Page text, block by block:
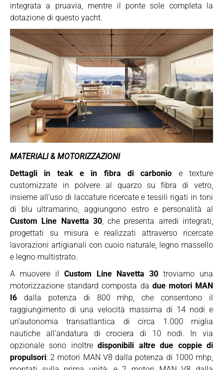
integrata a pruavia, mentre il ponte sole completa la
dotazione di questo yacht.
MATERIALI & MOTORIZZAZIONI
Dettagli in teak e in fibra di carbonio e texture
customizzate in polvere al quarzo su fibra di vetro,
insieme all’uso di laccature ricercate e tessili rigati in toni
di blu ultramarino, aggiungono estro e personalità al
Custom Line Navetta 30, che presenta arredi integrati,
progettati su misura e realizzati attraverso ricercate
lavorazioni artigianali con cuoio naturale, legno massello
e legno multistrato.
A muovere il Custom Line Navetta 30 troviamo una
motorizzazione standard composta da due motori MAN
I6 dalla potenza di 800 mhp, che consentono il
raggiungimento di una velocità massima di 14 nodi e
un’autonomia transatlantica di circa 1.000 miglia
nautiche all’andatura di crociera di 10 nodi. In via
opzionale sono inoltredisponibili altre due coppie di
propulsori: 2 motori MAN V8 dalla potenza di 1000 mhp,